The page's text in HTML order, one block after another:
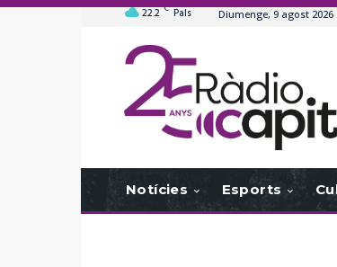
22.2 C Pals Diumenge, 9 agost 2026
Notícies Esports